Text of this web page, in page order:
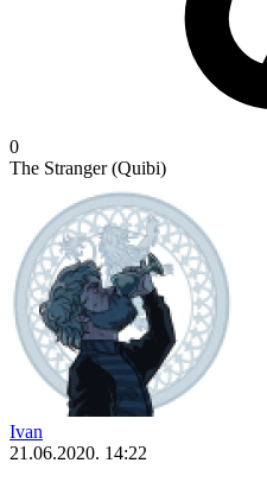
0
The Stranger (Quibi)
Ivan
21.06.2020. 14:22